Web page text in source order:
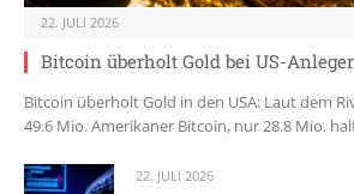
22. JULI 2026
Bitcoin überholt Gold bei US-
Bitcoin überholt Gold in den USA: Laut dem
49.6 Mio. Amerikaner Bitcoin, nur 28.8 Mio.
22. JULI 2026